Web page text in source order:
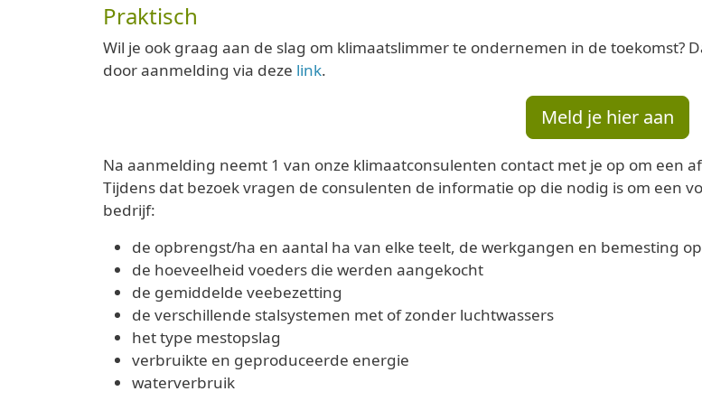
Praktisch
Wil je ook graag aan de slag om klimaatslimmer te ondernemen in de toekomst?
door aanmelding via deze link.
Meld je hier aan
Na aanmelding neemt 1 van onze klimaatconsulenten contact met je op om een
Tijdens dat bezoek vragen de consulenten de informatie op die nodig is om een
bedrijf:
de opbrengst/ha en aantal ha van elke teelt, de werkgangen en bemesting
de hoeveelheid voeders die werden aangekocht
de gemiddelde veebezetting
de verschillende stalsystemen met of zonder luchtwassers
het type mestopslag
verbruikte en geproduceerde energie
waterverbruik